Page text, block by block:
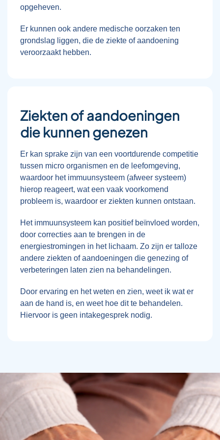
opgeheven.
Er kunnen ook andere medische oorzaken ten
grondslag liggen, die de ziekte of aandoening
veroorzaakt hebben.
Ziekten of aandoeningen
die kunnen genezen
Er kan sprake zijn van een voortdurende competitie
tussen micro organismen en de leefomgeving,
waardoor het immuunsysteem (afweer systeem)
hierop reageert, wat een vaak voorkomend
probleem is, waardoor er ziekten kunnen ontstaan.
Het immuunsysteem kan positief beïnvloed worden,
door correcties aan te brengen in de
energiestromingen in het lichaam. Zo zijn er talloze
andere ziekten of aandoeningen die genezing of
verbeteringen laten zien na behandelingen.
Door ervaring en het weten en zien, weet ik wat er
aan de hand is, en weet hoe dit te behandelen.
Hiervoor is geen intakegesprek nodig.